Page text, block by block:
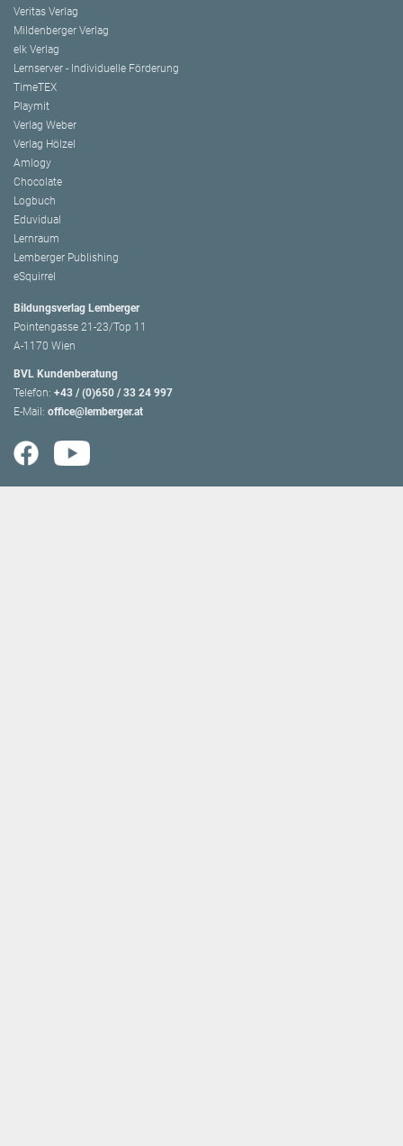
Veritas Verlag
Mildenberger Verlag
elk Verlag
Lernserver - Individuelle Förderung
TimeTEX
Playmit
Verlag Weber
Verlag Hölzel
Amlogy
Chocolate
Logbuch
Eduvidual
Lernraum
Lemberger Publishing
eSquirrel
Bildungsverlag Lemberger
Pointengasse 21-23/Top 11
A-1170 Wien
BVL Kundenberatung
Telefon: +43 / (0)650 / 33 24 997
E-Mail: office@lemberger.at